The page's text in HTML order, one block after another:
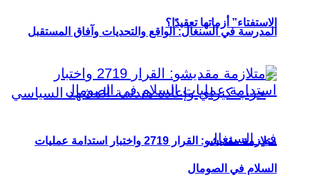
الاستفتاء” أزماتها تعقيدًا؟
المدرسة في السنغال: الواقع والتحديات وآفاق المستقبل
متلازمة مقديشو: القرار 2719 واختبار استدامة عمليات
السلام في الصومال